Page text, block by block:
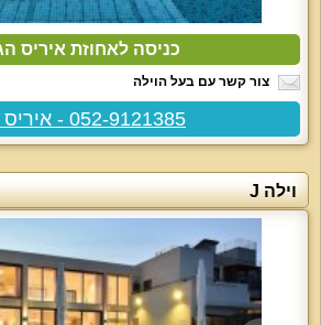
כניסה לאחוזת איריס
צור קשר עם בעל הוילה
052-9121385 - איריס / דני
וילה J